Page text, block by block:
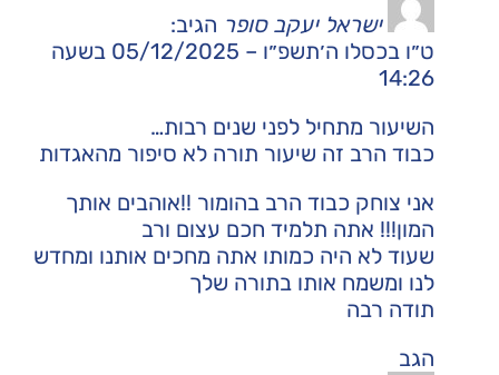
ישראל יעקב סופר הגיב:
ט״ו בכסלו ה׳תשפ״ו – 05/12/2025 בשעה
14:26
השיעור מתחיל לפני שנים רבות…
כבוד הרב זה שיעור תורה לא סיפור מהאגדות
אני צוחק כבוד הרב בהומור !!אוהבים אותך
המון!!! אתה תלמיד חכם עצום ורב
שעוד לא היה כמותו אתה מחכים אותנו ומחדש
לנו ומשמח אותו בתורה שלך
תודה רבה
הגב